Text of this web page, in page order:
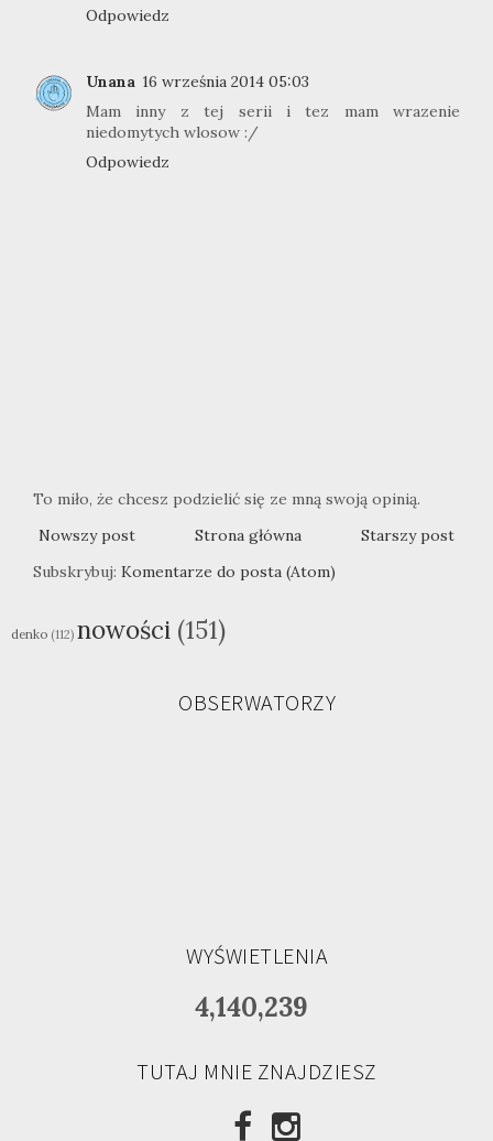
Odpowiedz
Unana 16 września 2014 05:03
Mam inny z tej serii i tez mam wrazenie
niedomytych wlosow :/
Odpowiedz
To miło, że chcesz podzielić się ze mną swoją opinią.
Nowszy post
Starszy post
Strona główna
Subskrybuj: Komentarze do posta (Atom)
denko (112) nowości (151)
OBSERWATORZY
WYŚWIETLENIA
4,140,239
TUTAJ MNIE ZNAJDZIESZ